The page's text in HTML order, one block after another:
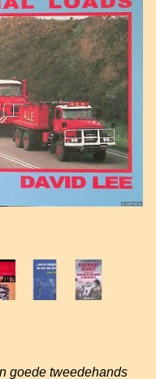
goede tweedehands